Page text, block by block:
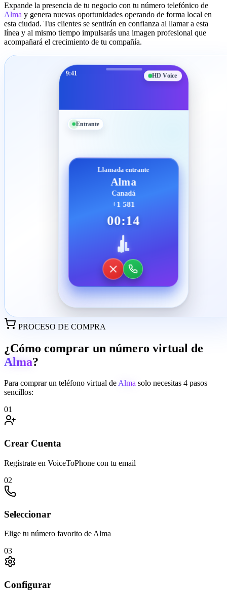
Expande la presencia de tu negocio con tu número telefónico de
Alma y genera nuevas oportunidades operando de forma local en
esta ciudad. Tus clientes se sentirán en confianza al llamar a esta
línea y al mismo tiempo impulsarás una imagen profesional que
acompañará el crecimiento de tu compañía.
9:41 HD Voice
Entrante
Llamada entrante
Alma
Canadá
+1 581
00:14
PROCESO DE COMPRA
¿Cómo comprar un número virtual de
Alma?
Para comprar un teléfono virtual deAlma solo necesitas 4 pasos
sencillos:
01
Crear Cuenta
Regístrate en VoiceToPhone con tu email
02
Seleccionar
Elige tu número favorito de Alma
03
Configurar